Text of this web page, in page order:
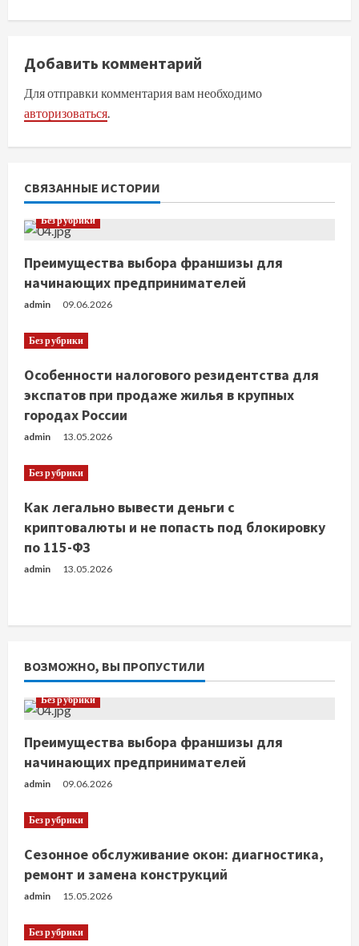
л
и
т
ь
ч
т
е
н
е
Добавить комментарий
Для отправки комментария вам необходимо
авторизоваться.
СВЯЗАННЫЕ ИСТОРИИ
Без рубрики
Преимущества выбора франшизы для
начинающих предпринимателей
admin 09.06.2026
Без рубрики
Особенности налогового резидентства для
экспатов при продаже жилья в крупных
городах России
admin 13.05.2026
Без рубрики
Как легально вывести деньги с
криптовалюты и не попасть под блокировку
по 115-ФЗ
admin 13.05.2026
ВОЗМОЖНО, ВЫ ПРОПУСТИЛИ
Без рубрики
Преимущества выбора франшизы для
начинающих предпринимателей
admin 09.06.2026
Без рубрики
Сезонное обслуживание окон: диагностика,
ремонт и замена конструкций
admin 15.05.2026
Без рубрики